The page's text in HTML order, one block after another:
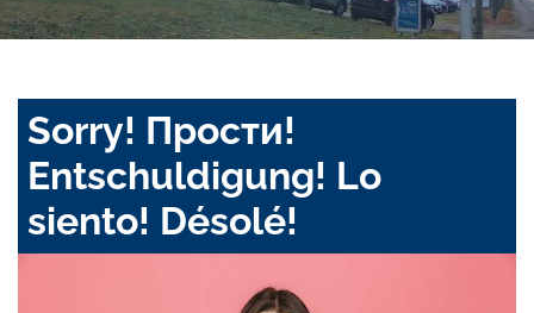
Sorry! Прости!
Entschuldigung! Lo
siento! Désolé!